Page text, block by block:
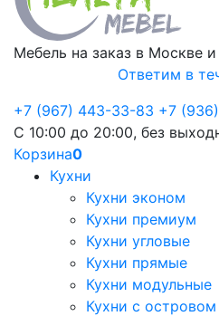
Мебель на заказ в Москве
Ответим в
+7 (967) 443-33-83 +7
С 10:00 до 20:00, без
Корзина0
Кухни
Кухни эконом
Кухни премиум
Кухни угловые
Кухни прямые
Кухни модульные
Кухни с островом